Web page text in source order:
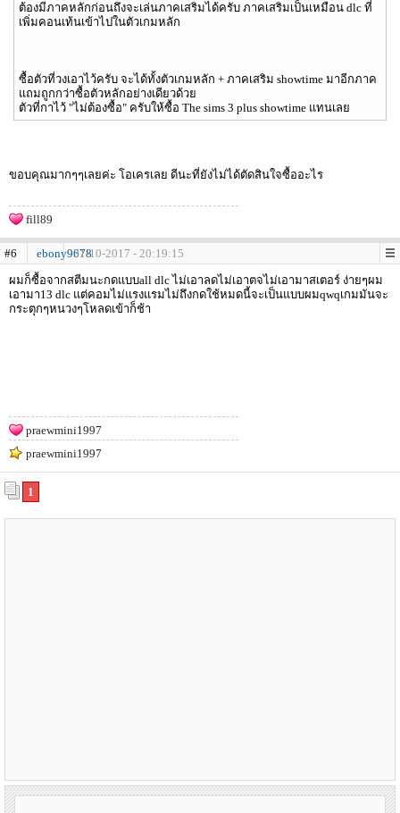
ต้องมีภาคหลักก่อนถึงจะเล่นภาคเสริมได้ครับ ภาคเสริมเป็นเหมือน dlc ที่
เพิ่มคอนเท้นเข้าไปในตัวเกมหลัก
ซื้อตัวที่วงเอาไว้ครับ จะได้ทั้งตัวเกมหลัก + ภาคเสริม showtime มาอีกภาค
แถมถูกกว่าซื้อตัวหลักอย่างเดียวด้วย
ตัวที่กาไว้ "ไม่ต้องซื้อ" ครับให้ซื้อ The sims 3 plus showtime แทนเลย
ขอบคุณมากๆๆเลยค่ะ โอเครเลย ดีนะที่ยังไม่ได้ตัดสินใจซื้ออะไร
fill89
#6 ebony967831-10-2017 - 20:19:15
ผมก็ซื้อจากสตีมนะกดแบบall dlc ไม่เอาลดไม่เอาตจไม่เอามาสเตอร์ ง่ายๆผม
เอามา13 dlc แต่คอมไม่แรงแรมไม่ถึงกดใช้หมดนี้จะเป็นแบบผมqwqเกมมันจะ
กระตุกๆหนวงๆโหลดเข้าก็ช้า
praewmini1997
praewmini1997
1